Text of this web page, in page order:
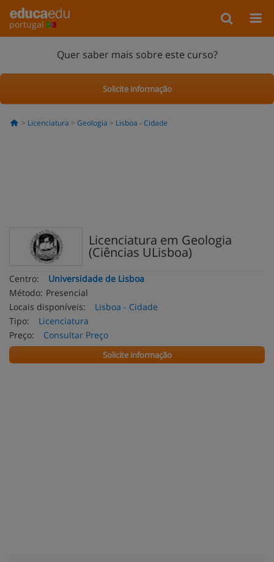
portugal
Quer saber mais sobre este curso?
Solicite informação
Licenciatura Geologia Lisboa - Cidade
Licenciatura em Geologia
(Ciências ULisboa)
Centro:
Universidade de Lisboa
Método: Presencial
Locais disponíveis:
Lisboa - Cidade
Tipo:
Licenciatura
Preço:
Consultar Preço
Solicite informação